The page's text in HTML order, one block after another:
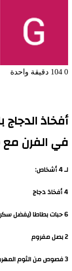
0
دقيقة واحدة
أفخاذ الدجاج
في الفرن
لـ 4 أشخاص:
4 أفخاذ دجاج
6 حبات بطاطا (يفضل سكرية)
2 بصل مفروم
3 فصوص من الثوم المهروس